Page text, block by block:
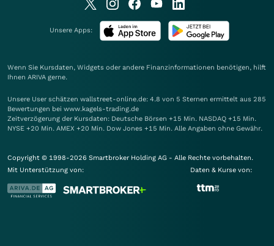
Unsere Apps:
Wenn Sie Kursdaten, Widgets oder andere Finanzinformationen benötigen, hilft
Ihnen ARIVA gerne.
Unsere User schätzen wallstreet-online.de: 4.8 von 5 Sternen ermittelt aus 285
Bewertungen bei www.kagels-trading.de
Zeitverzögerung der Kursdaten: Deutsche Börsen +15 Min. NASDAQ +15 Min.
NYSE +20 Min. AMEX +20 Min. Dow Jones +15 Min. Alle Angaben ohne Gewähr.
Copyright © 1998-2026 Smartbroker Holding AG - Alle Rechte vorbehalten.
Mit Unterstützung von:
Daten & Kurse von: